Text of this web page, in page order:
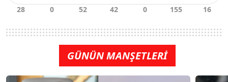
GÜNÜN MANŞETLERİ